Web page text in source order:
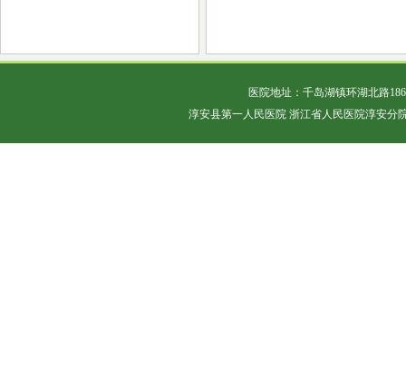
医院地址：千岛湖镇环湖北路
淳安县第一人民医院 浙江省人民医院淳安分